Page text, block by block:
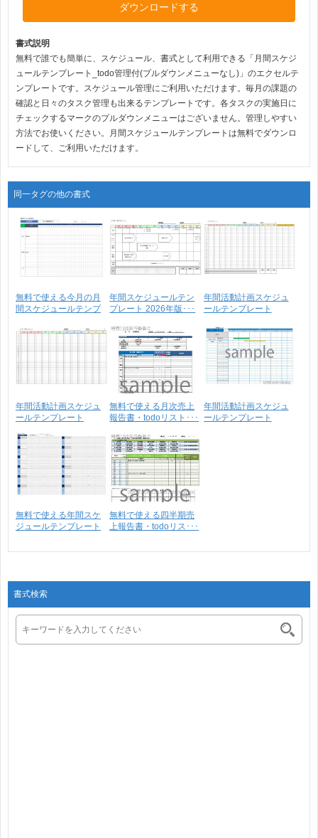
ダウンロードする
書式説明
無料で誰でも簡単に、スケジュール、書式として利用できる「月間スケジ
ュールテンプレート_todo管理付(プルダウンメニューなし)」のエクセルテ
ンプレートです。スケジュール管理にご利用いただけます。毎月の課題の
確認と日々のタスク管理も出来るテンプレートです。各タスクの実施日に
チェックするマークのプルダウンメニューはございません。管理しやすい
方法でお使いください。月間スケジュールテンプレートは無料でダウンロ
ードして、ご利用いただけます。
同一タグの他の書式
無料で使える今月の月
間スケジュールテンプ
年間スケジュールテン
プレート 2026年版･･･
年間活動計画スケジュ
ールテンプレート
年間活動計画スケジュ
ールテンプレート
無料で使える月次売上
報告書・todoリスト･･･
年間活動計画スケジュ
ールテンプレート
無料で使える年間スケ
ジュールテンプレート
無料で使える四半期売
上報告書・todoリス･･･
書式検索